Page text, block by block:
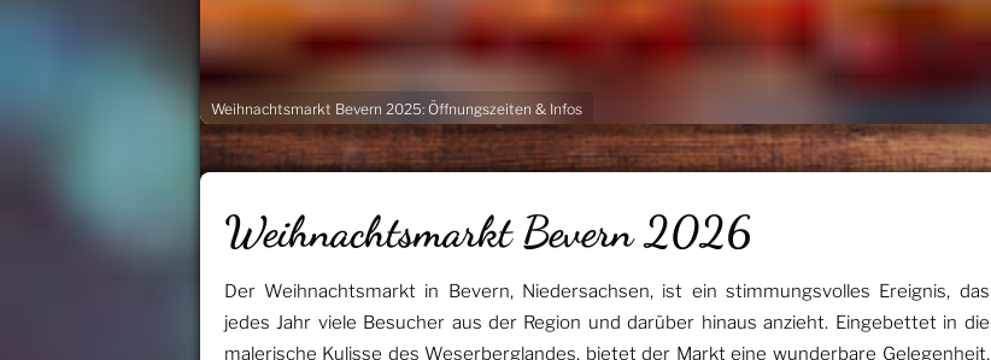
Weihnachtsmarkt Bevern 2025: Öffnungszeiten & Infos
Weihnachtsmarkt Bevern 2026
Der Weihnachtsmarkt in Bevern, Niedersachsen, ist ein stimmungsvolles Ereignis, das
jedes Jahr viele Besucher aus der Region und darüber hinaus anzieht. Eingebettet in die
malerische Kulisse des Weserberglandes, bietet der Markt eine wunderbare Gelegenheit,